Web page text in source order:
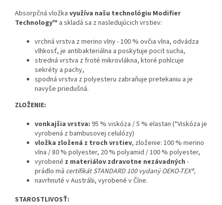
Absorpčná vložka využíva našu technológiu Modifier
Technology™ a skladá sa z nasledujúcich vrstiev:
vrchná vrstva z merino vlny - 100 % ovčia vlna, odvádza
vlhkosť, je antibakteriálna a poskytuje pocit sucha,
stredná vrstva z froté mikrovlákna, ktoré pohlcuje
sekréty a pachy,
spodná vrstva z polyesteru zabraňuje pretekaniu a je
navyše priedušná.
ZLOŽENIE:
vonkajšia vrstva: 95 % viskóza / 5 % elastan (*Viskóza je
vyrobená z bambusovej celulózy)
vložka zložená z troch vrstiev, zloženie: 100 % merino
vlna / 80 % polyester, 20 % polyamid / 100 % polyester,
vyrobené z materiálov zdravotne nezávadných -
prádlo má certifikát STANDARD 100 vydaný OEKO-TEX®,
navrhnuté v Austrálii, vyrobené v Číne.
STAROSTLIVOSŤ: